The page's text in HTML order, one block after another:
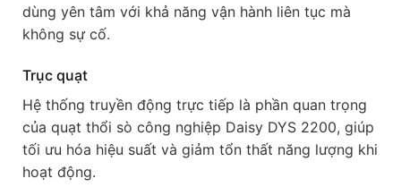
dùng yên tâm với khả năng vận hành liên tục mà
không sự cố.
Trục quạt
Hệ thống truyền động trực tiếp là phần quan trọng
của quạt thổi sò công nghiệp Daisy DYS 2200, giúp
tối ưu hóa hiệu suất và giảm tổn thất năng lượng khi
hoạt động.